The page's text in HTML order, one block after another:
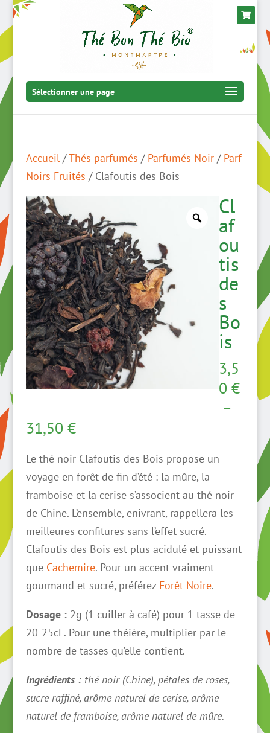
Sélectionner une page
Accueil/Thés parfumés / Parfumés Noir/ Parf
Noirs Fruités / Clafoutis des Bois
Cl
af
ou
tis
de
s
Bo
is
3,5
0 €
–
31,50 €Plage
prix :
3,50 €
à
31,50 €
Le thé noir Clafoutis des Bois propose un
voyage en forêt de fin d’été : la mûre, la
framboise et la cerise s’associent au thé noir
de Chine. L’ensemble, enivrant, rappellera les
meilleures confitures sans l’effet sucré.
Clafoutis des Bois est plus acidulé et puissant
que Cachemire. Pour un accent vraiment
gourmand et sucré, préférez Forêt Noire.
Dosage : 2g (1 cuiller à café) pour 1 tasse de
20-25cL. Pour une théière, multiplier par le
nombre de tasses qu’elle contient.
Ingrédients :thé noir (Chine), pétales de roses,
sucre raffiné, arôme naturel de cerise, arôme
naturel de framboise, arôme naturel de mûre.